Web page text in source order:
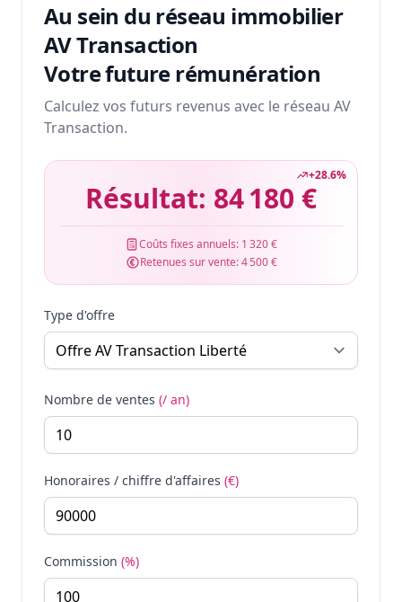
Au sein du réseau immobilier
AV Transaction
Votre future rémunération
Calculez vos futurs revenus avec le réseau AV
Transaction.
+28.6%
Résultat: 84 180 €
Coûts fixes annuels: 1 320 €
Retenues sur vente:4 500 €
Type d'offre
Nombre de ventes (/ an)
Honoraires / chiffre d'affaires (€)
Commission (%)